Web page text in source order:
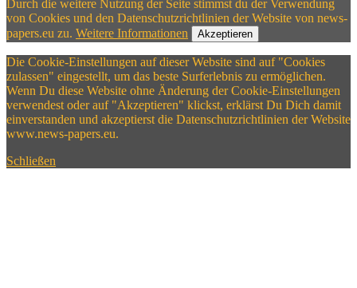
Durch die weitere Nutzung der Seite stimmst du der Verwendung
von Cookies und den Datenschutzrichtlinien der Website von news-
papers.eu zu. Weitere Informationen Akzeptieren
Die Cookie-Einstellungen auf dieser Website sind auf "Cookies
zulassen" eingestellt, um das beste Surferlebnis zu ermöglichen.
Wenn Du diese Website ohne Änderung der Cookie-Einstellungen
verwendest oder auf "Akzeptieren" klickst, erklärst Du Dich damit
einverstanden und akzeptierst die Datenschutzrichtlinien der Website
www.news-papers.eu.
Schließen